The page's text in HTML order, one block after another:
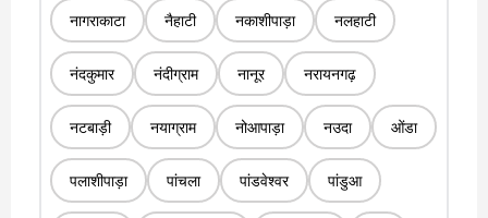
नागराकाटा नैहाटी नकाशीपाड़ा नलहाटी
नंदकुमार नंदीग्राम नानूर नरायनगढ़
नटबाड़ी नयाग्राम नोआपाड़ा नउदा ओंडा
पलाशीपाड़ा पांचला पांडवेश्वर पांडुआ